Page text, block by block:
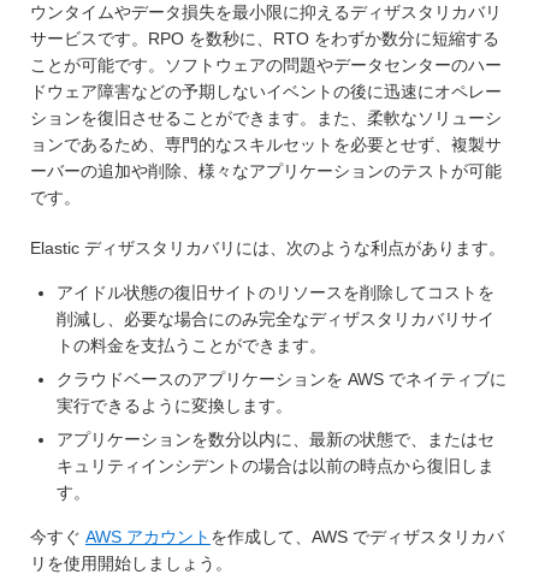
ウンタイムやデータ損失を最小限に抑えるディザスタリカバリ
サービスです。RPO を数秒に、RTO をわずか数分に短縮する
ことが可能です。ソフトウェアの問題やデータセンターのハー
ドウェア障害などの予期しないイベントの後に迅速にオペレー
ションを復旧させることができます。また、柔軟なソリューシ
ョンであるため、専門的なスキルセットを必要とせず、複製サ
ーバーの追加や削除、様々なアプリケーションのテストが可能
です。
Elastic ディザスタリカバリには、次のような利点があります。
アイドル状態の復旧サイトのリソースを削除してコストを
削減し、必要な場合にのみ完全なディザスタリカバリサイ
トの料金を支払うことができます。
クラウドベースのアプリケーションを AWS でネイティブに
実行できるように変換します。
アプリケーションを数分以内に、最新の状態で、またはセ
キュリティインシデントの場合は以前の時点から復旧しま
す。
今すぐ AWS アカウント を作成して、AWS でディザスタリカバ
リを使用開始しましょう。